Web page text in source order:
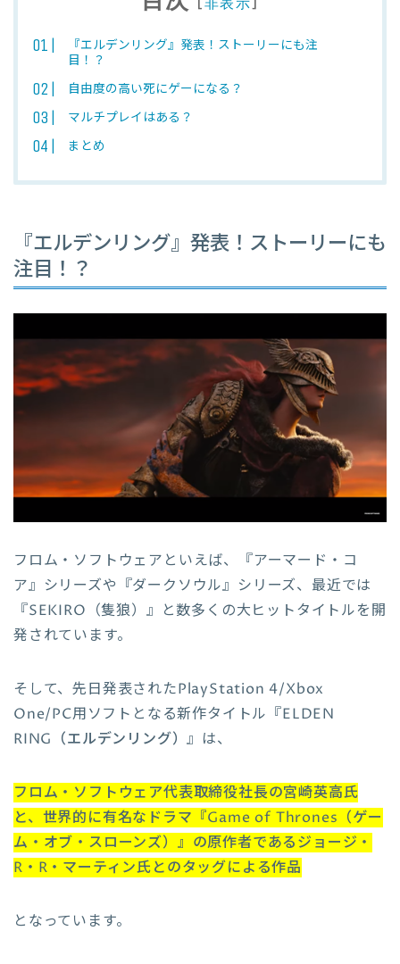
非表示
『エルデンリング』発表！ストーリーにも注
目！？
自由度の高い死にゲーになる？
マルチプレイはある？
まとめ
『エルデンリング』発表！ストーリーにも
注目！？
フロム・ソフトウェアといえば、『アーマード・コ
ア』シリーズや『ダークソウル』シリーズ、最近では
『SEKIRO（隻狼）』と数多くの大ヒットタイトルを開
発されています。
そして、先日発表されたPlayStation 4/Xbox
One/PC用ソフトとなる新作タイトル『ELDEN
RING（エルデンリング）』は、
フロム・ソフトウェア代表取締役社長の宮崎英高氏
と、世界的に有名なドラマ『Game of Thrones（ゲー
ム・オブ・スローンズ）』の原作者であるジョージ・
R・R・マーティン氏とのタッグによる作品
となっています。